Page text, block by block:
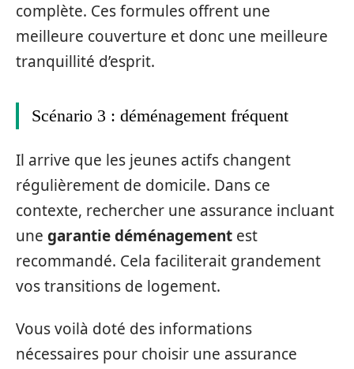
complète. Ces formules offrent une
meilleure couverture et donc une meilleure
tranquillité d’esprit.
Scénario 3 : déménagement fréquent
Il arrive que les jeunes actifs changent
régulièrement de domicile. Dans ce
contexte, rechercher une assurance incluant
une garantie déménagement est
recommandé. Cela faciliterait grandement
vos transitions de logement.
Vous voilà doté des informations
nécessaires pour choisir une assurance